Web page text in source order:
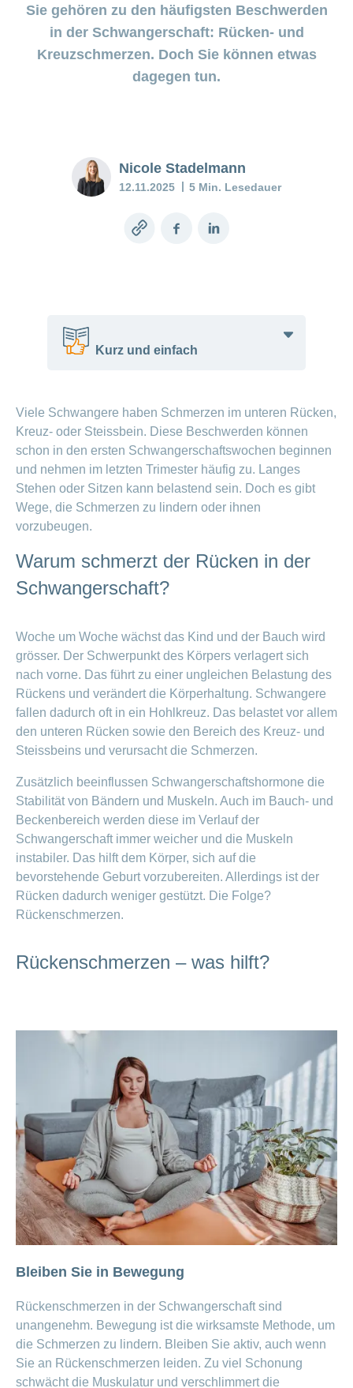
Pränataldiagnostik
Wenn das
Stimmungstief
anhält
Stillen
Wochenbett
– die
wichtige
Zeit nach
der Geburt
Holen Sie
sich Hilfe
Sie gehören zu den häufigsten Beschwerden
in der Schwangerschaft: Rücken- und
Kreuzschmerzen. Doch Sie können etwas
dagegen tun.
Nicole Stadelmann
12.11.2025 5 Min. Lesedauer
Copy
FacebookLinkedIn
Kurz und einfach
Viele Schwangere haben Schmerzen im
Rücken.
Der Rücken muss auch mehr Gewicht
tragen.
Bewegung hilft gegen die Schmerzen.
Schwimmen, Yoga oder Spazieren sind
Eine gute Haltung und Pausen entlasten
den Rücken.
Viele Schwangere haben Schmerzen im unteren Rücken,
Kreuz- oder Steissbein. Diese Beschwerden können
schon in den ersten Schwangerschaftswochen beginnen
und nehmen im letzten Trimester häufig zu. Langes
Stehen oder Sitzen kann belastend sein. Doch es gibt
Wege, die Schmerzen zu lindern oder ihnen
vorzubeugen.
Warum schmerzt der Rücken in der
Schwangerschaft?
Woche um Woche wächst das Kind und der Bauch wird
grösser. Der Schwerpunkt des Körpers verlagert sich
nach vorne. Das führt zu einer ungleichen Belastung des
Rückens und verändert die Körperhaltung. Schwangere
fallen dadurch oft in ein Hohlkreuz. Das belastet vor allem
den unteren Rücken sowie den Bereich des Kreuz- und
Steissbeins und verursacht die Schmerzen.
Zusätzlich beeinflussen Schwangerschaftshormone die
Stabilität von Bändern und Muskeln. Auch im Bauch- und
Beckenbereich werden diese im Verlauf der
Schwangerschaft immer weicher und die Muskeln
instabiler. Das hilft dem Körper, sich auf die
bevorstehende Geburt vorzubereiten. Allerdings ist der
Rücken dadurch weniger gestützt. Die Folge?
Rückenschmerzen.
Rückenschmerzen – was hilft?
Bleiben Sie in Bewegung
Rückenschmerzen in der Schwangerschaft sind
unangenehm. Bewegung ist die wirksamste Methode, um
die Schmerzen zu lindern. Bleiben Sie aktiv, auch wenn
Sie an Rückenschmerzen leiden. Zu viel Schonung
schwächt die Muskulatur und verschlimmert die